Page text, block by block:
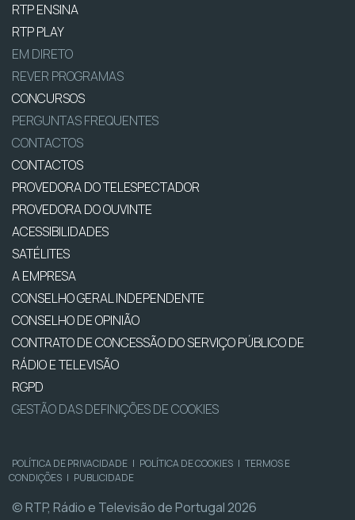
RTP ENSINA
RTP PLAY
EM DIRETO
REVER PROGRAMAS
CONCURSOS
PERGUNTAS FREQUENTES
CONTACTOS
CONTACTOS
PROVEDORA DO TELESPECTADOR
PROVEDORA DO OUVINTE
ACESSIBILIDADES
SATÉLITES
A EMPRESA
CONSELHO GERAL INDEPENDENTE
CONSELHO DE OPINIÃO
CONTRATO DE CONCESSÃO DO SERVIÇO PÚBLICO DE
RÁDIO E TELEVISÃO
RGPD
GESTÃO DAS DEFINIÇÕES DE COOKIES
POLÍTICA DE PRIVACIDADE | POLÍTICA DE COOKIES | TERMOS E
CONDIÇÕES | PUBLICIDADE
© RTP, Rádio e Televisão de Portugal 2026